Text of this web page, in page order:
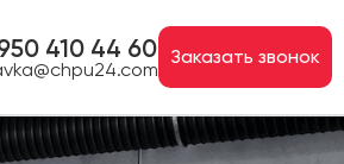
410 44 60 Заказать звонок